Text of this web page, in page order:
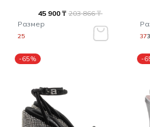
45 900 ₸ 203 866 ₸
Размер
25 37
-65% -